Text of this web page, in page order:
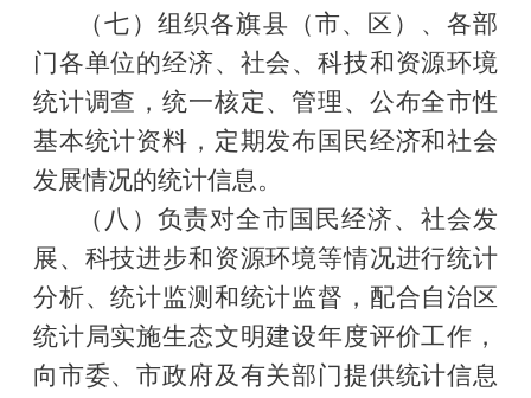
（七）组织各旗县（市、区）、各部
门各单位的经济、社会、科技和资源环境
统计调查，统一核定、管理、公布全市性
基本统计资料，定期发布国民经济和社会
发展情况的统计信息。
（八）负责对全市国民经济、社会发
展、科技进步和资源环境等情况进行统计
分析、统计监测和统计监督，配合自治区
统计局实施生态文明建设年度评价工作，
向市委、市政府及有关部门提供统计信息